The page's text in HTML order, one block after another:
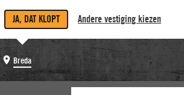
JA, DAT KLOPT Andere vestiging kiezen
Breda